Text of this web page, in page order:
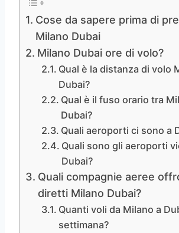
Cose da sapere prima di
Milano Dubai
Milano Dubai ore di volo?
Qual è la distanza di volo
Dubai?
Qual è il fuso orario tra
Dubai?
Quali aeroporti ci sono a
Quali sono gli aeroporti
Dubai?
Quali compagnie aeree
diretti Milano Dubai?
Quanti voli da Milano a
settimana?